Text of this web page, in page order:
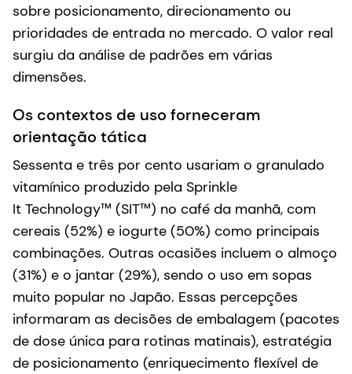
sobre posicionamento, direcionamento ou
prioridades de entrada no mercado. O valor real
surgiu da análise de padrões em várias
dimensões.
Os contextos de uso forneceram
orientação tática
Sessenta e três por cento usariam o granulado
vitamínico produzido pela Sprinkle
It Technology™ (SIT™) no café da manhã, com
cereais (52%) e iogurte (50%) como principais
combinações. Outras ocasiões incluem o almoço
(31%) e o jantar (29%), sendo o uso em sopas
muito popular no Japão. Essas percepções
informaram as decisões de embalagem (pacotes
de dose única para rotinas matinais), estratégia
de posicionamento (enriquecimento flexível de